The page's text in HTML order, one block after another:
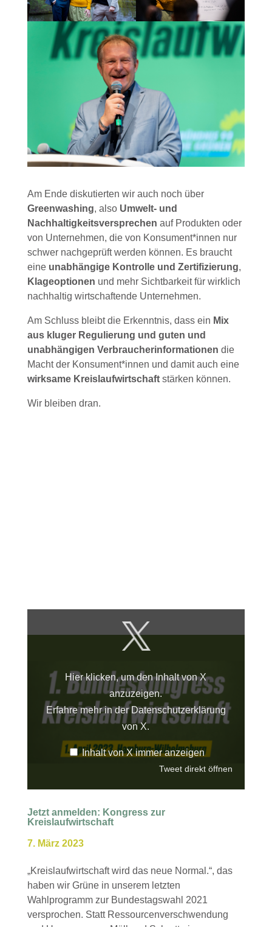
Am Ende diskutierten wir auch noch über
Greenwashing, also Umwelt- und
Nachhaltigkeitsversprechen auf Produkten oder
von Unternehmen, die von Konsument*innen nur
schwer nachgeprüft werden können. Es braucht
eine unabhängige Kontrolle und Zertifizierung,
Klageoptionen und mehr Sichtbarkeit für wirklich
nachhaltig wirtschaftende Unternehmen.
Am Schluss bleibt die Erkenntnis, dass ein Mix
aus kluger Regulierung und guten und
unabhängigen Verbraucherinformationen die
Macht der Konsument*innen und damit auch eine
wirksame Kreislaufwirtschaftstärken können.
Wir bleiben dran.
Hier klicken, um den Inhalt von X
anzuzeigen.
Erfahre mehr in derDatenschutzerklärung
von X.
Inhalt von X immer anzeigen
Tweet direkt öffnen
Jetzt anmelden: Kongress zur
Kreislaufwirtschaft
7. März 2023
„Kreislaufwirtschaft wird das neue Normal.“, das
haben wir Grüne in unserem letzten
Wahlprogramm zur Bundestagswahl 2021
versprochen. Statt Ressourcenverschwendung